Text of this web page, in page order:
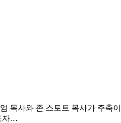
목사와 존 스토트 목사가 주축
자…